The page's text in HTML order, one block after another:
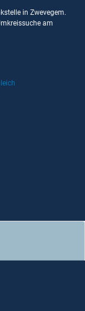
in Zwevegem.
am